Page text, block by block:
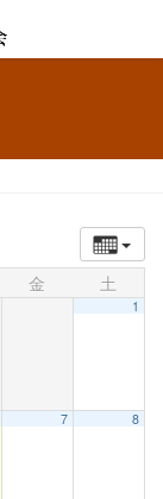
金 土
1
7 8